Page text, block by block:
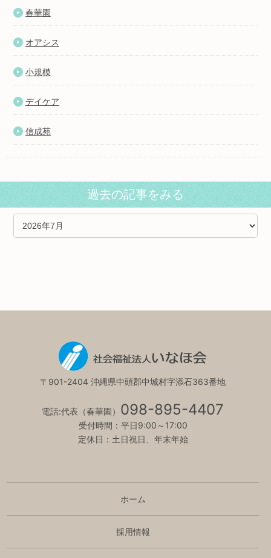
春華園
オアシス
小規模
デイケア
信成苑
過去の記事をみる
〒901-2404 沖縄県中頭郡中城村字添石363番地
電話:代表（春華園） 098-895-4407
受付時間：平日9:00～17:00
定休日：土日祝日、年末年始
ホーム
採用情報